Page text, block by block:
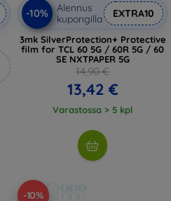
-10%
Alennus
kupongilla
EXTRA10
3mk SilverProtection+ Protective
film for TCL 60 5G / 60R 5G / 60
SE NXTPAPER 5G
14,90 €
13,42 €
Varastossa > 5 kpl
-10%